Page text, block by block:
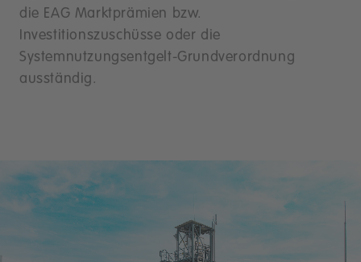
die EAG Marktprämien bzw.
Investitionszuschüsse oder die
Systemnutzungsentgelt-Grundverordnung
ausständig.